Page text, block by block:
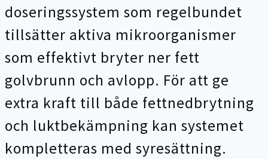
doseringssystem som regelbundet
tillsätter aktiva mikroorganismer
som effektivt bryter ner fett
golvbrunn och avlopp. För att ge
extra kraft till både fettnedbrytning
och luktbekämpning kan systemet
kompletteras med syresättning.